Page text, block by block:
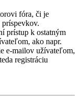
fóra, či je
prístup k ostatným
ako napr.
e-mailov užívateľom,
registráciu